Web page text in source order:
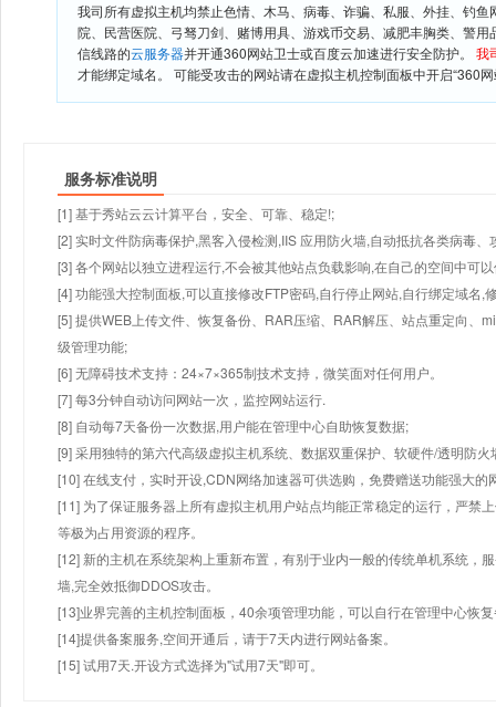
我司所有虚拟主机均禁止色情、木马、病毒、诈骗、私服、外挂、钓
院、民营医院、弓驽刀剑、赌博用具、游戏币交易、减肥丰胸类、警
信线路的云服务器并开通360网站卫士或百度云加速进行安全防护。 我
才能绑定域名。 可能受攻击的网站请在虚拟主机控制面板中开启“360
服务标准说明
[1] 基于秀站云云计算平台，安全、可靠、稳定!;
[2] 实时文件防病毒保护,黑客入侵检测,IIS 应用防火墙,自动抵抗各类病毒、
[3] 各个网站以独立进程运行,不会被其他站点负载影响,在自己的空间中可
[4] 功能强大控制面板,可以直接修改FTP密码,自行停止网站,自行绑定域名,
[5] 提供WEB上传文件、恢复备份、RAR压缩、RAR解压、站点重定向、
级管理功能;
[6] 无障碍技术支持：24×7×365制技术支持，微笑面对任何用户。
[7] 每3分钟自动访问网站一次，监控网站运行.
[8] 自动每7天备份一次数据,用户能在管理中心自助恢复数据;
[9] 采用独特的第六代高级虚拟主机系统、数据双重保护、软硬件/透明防火
[10] 在线支付，实时开设,CDN网络加速器可供选购，免费赠送功能强大
[11] 为了保证服务器上所有虚拟主机用户站点均能正常稳定的运行，严禁
等极为占用资源的程序。
[12] 新的主机在系统架构上重新布置，有别于业内一般的传统单机系统，
墙,完全效抵御DDOS攻击。
[13]业界完善的主机控制面板，40余项管理功能，可以自行在管理中心恢
[14]提供备案服务,空间开通后，请于7天内进行网站备案。
[15] 试用7天.开设方式选择为"试用7天"即可。